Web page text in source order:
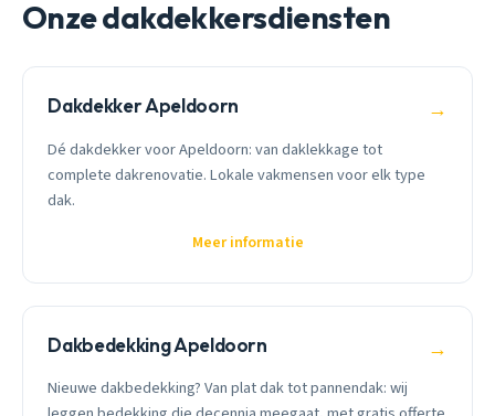
Onze dakdekkersdiensten
Dakdekker Apeldoorn →
Dé dakdekker voor Apeldoorn: van daklekkage tot
complete dakrenovatie. Lokale vakmensen voor elk type
dak.
Meer informatie
Dakbedekking Apeldoorn →
Nieuwe dakbedekking? Van plat dak tot pannendak: wij